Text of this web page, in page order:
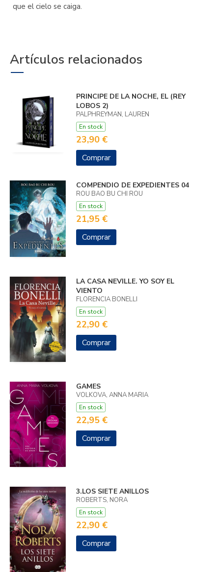
que el cielo se caiga.
Artículos relacionados
PRINCIPE DE LA NOCHE, EL (REY
LOBOS 2)
PALPHREYMAN, LAUREN
En stock
23,90 €
Comprar
COMPENDIO DE EXPEDIENTES 04
ROU BAO BU CHI ROU
En stock
21,95 €
Comprar
LA CASA NEVILLE. YO SOY EL
VIENTO
FLORENCIA BONELLI
En stock
22,90 €
Comprar
GAMES
VOLKOVA, ANNA MARIA
En stock
22,95 €
Comprar
3.LOS SIETE ANILLOS
ROBERTS, NORA
En stock
22,90 €
Comprar